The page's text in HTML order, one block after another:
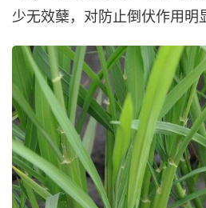
少无效蘖，对防止倒伏作用明